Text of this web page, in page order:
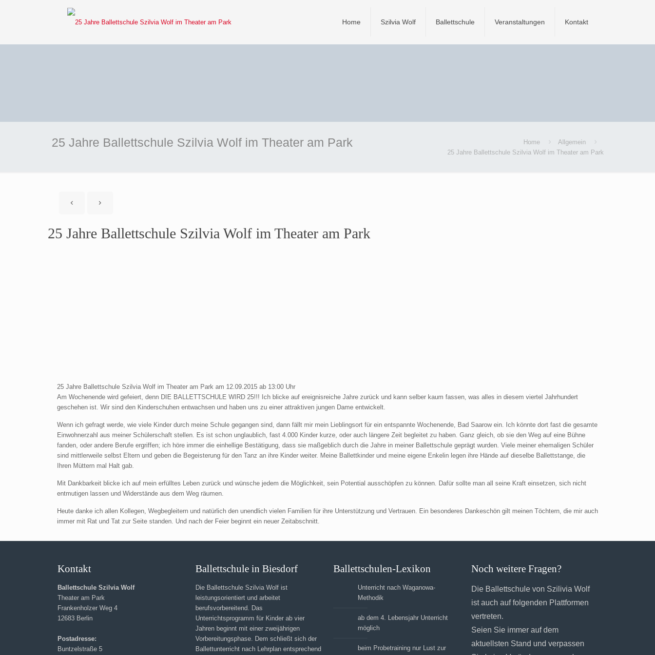
Home Szilvia Wolf Ballettschule Veranstaltungen Kontakt
25 Jahre Ballettschule Szilvia Wolf im Theater am Park Home
Allgemein
25 Jahre Ballettschule Szilvia Wolf im Theater am Park
25 Jahre Ballettschule Szilvia Wolf im Theater am Park
25 Jahre Ballettschule Szilvia Wolf im Theater am Park am 12.09.2015 ab 13:00 Uhr
Am Wochenende wird gefeiert, denn DIE BALLETTSCHULE WIRD 25!!! Ich blicke auf ereignisreiche Jahre zurück und kann selber kaum fassen, was alles in diesem viertel Jahrhundert
geschehen ist. Wir sind den Kinderschuhen entwachsen und haben uns zu einer attraktiven jungen Dame entwickelt.
Wenn ich gefragt werde, wie viele Kinder durch meine Schule gegangen sind, dann fällt mir mein Lieblingsort für ein entspannte Wochenende, Bad Saarow ein. Ich könnte dort fast die gesamte
Einwohnerzahl aus meiner Schülerschaft stellen. Es ist schon unglaublich, fast 4.000 Kinder kurze, oder auch längere Zeit begleitet zu haben. Ganz gleich, ob sie den Weg auf eine Bühne
fanden, oder andere Berufe ergriffen; ich höre immer die einhellige Bestätigung, dass sie maßgeblich durch die Jahre in meiner Ballettschule geprägt wurden. Viele meiner ehemaligen Schüler
sind mittlerweile selbst Eltern und geben die Begeisterung für den Tanz an ihre Kinder weiter. Meine Ballettkinder und meine eigene Enkelin legen ihre Hände auf dieselbe Ballettstange, die
Ihren Müttern mal Halt gab.
Mit Dankbarkeit blicke ich auf mein erfülltes Leben zurück und wünsche jedem die Möglichkeit, sein Potential ausschöpfen zu können. Dafür sollte man all seine Kraft einsetzen, sich nicht
entmutigen lassen und Widerstände aus dem Weg räumen.
Heute danke ich allen Kollegen, Wegbegleitern und natürlich den unendlich vielen Familien für ihre Unterstützung und Vertrauen. Ein besonderes Dankeschön gilt meinen Töchtern, die mir auch
immer mit Rat und Tat zur Seite standen. Und nach der Feier beginnt ein neuer Zeitabschnitt.
Kontakt
Ballettschule Szilvia Wolf
Theater am Park
Frankenholzer Weg 4
12683 Berlin
Postadresse:
Buntzelstraße 5
Ballettschule in Biesdorf
Die Ballettschule Szilvia Wolf ist
leistungsorientiert und arbeitet
berufsvorbereitend. Das
Unterrichtsprogramm für Kinder ab vier
Jahren beginnt mit einer zweijährigen
Vorbereitungsphase. Dem schließt sich der
Ballettunterricht nach Lehrplan entsprechend
Ballettschulen-Lexikon
Unterricht nach Waganowa-
Methodik
ab dem 4. Lebensjahr Unterricht
möglich
beim Probetraining nur Lust zur
Noch weitere Fragen?
Die Ballettschule von Szilivia Wolf
ist auch auf folgenden Plattformen
vertreten.
Seien Sie immer auf dem
aktuellsten Stand und verpassen